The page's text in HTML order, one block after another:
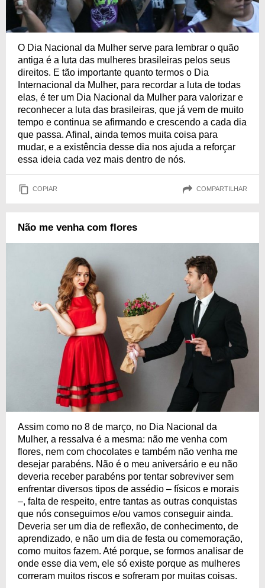
O Dia Nacional da Mulher serve para lembrar o quão
antiga é a luta das mulheres brasileiras pelos seus
direitos. E tão importante quanto termos o Dia
Internacional da Mulher, para recordar a luta de todas
elas, é ter um Dia Nacional da Mulher para valorizar e
reconhecer a luta das brasileiras, que já vem de muito
tempo e continua se afirmando e crescendo a cada dia
que passa. Afinal, ainda temos muita coisa para
mudar, e a existência desse dia nos ajuda a reforçar
essa ideia cada vez mais dentro de nós.
COPIAR COMPARTILHAR
Não me venha com flores
Assim como no 8 de março, no Dia Nacional da
Mulher, a ressalva é a mesma: não me venha com
flores, nem com chocolates e também não venha me
desejar parabéns. Não é o meu aniversário e eu não
deveria receber parabéns por tentar sobreviver sem
enfrentar diversos tipos de assédio – físicos e morais
–, falta de respeito, entre tantas as outras conquistas
que nós conseguimos e/ou vamos conseguir ainda.
Deveria ser um dia de reflexão, de conhecimento, de
aprendizado, e não um dia de festa ou comemoração,
como muitos fazem. Até porque, se formos analisar de
onde esse dia vem, ele só existe porque as mulheres
correram muitos riscos e sofreram por muitas coisas.